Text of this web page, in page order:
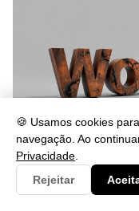
🍪 Usamos cookies
navegação. Ao
Privacidade
Rejeitar
Cabalmente